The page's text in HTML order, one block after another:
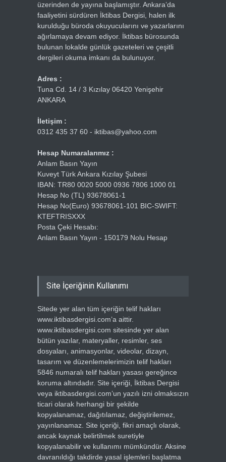
üzerinden de yayına başlamıştır. Ankara’da
faaliyetini sürdüren İktibas Dergisi, halen ilk
kurulduğu büroda okuyucularını ve yazarlarını
ağırlamaya devam ediyor. İktibas bürosunda
bulunan lokalde günlük gazeteleri ve çeşitli
dergileri okuma imkanı da bulunuyor.
Adres :
Tuna Cd. 14 / 3 Kızılay 06420 Yenişehir
ANKARA
İletişim :
0312 435 37 60 - iktibas@yahoo.com
Hesap Numaralarımız :
Anlam Basın Yayın
Kuveyt Türk Ankara Kızılay Şubesi
IBAN: TR80 0020 5000 0936 7806 1000 01
Hesap No (TL) 93678061-1
Hesap No(Euro) 93678061-101 BIC-SWIFT:
KTEFTRISXXX
Posta Çeki Hesabı:
Anlam Basın Yayın - 150179 Nolu Hesap
Site İçeriğinin Kullanımı
Sitede yer alan tüm içeriğin telif hakları
www.iktibasdergisi.com’a aittir.
www.iktibasdergisi.com sitesinde yer alan
bütün yazılar, materyaller, resimler, ses
dosyaları, animasyonlar, videolar, dizayn,
tasarım ve düzenlemelerimizin telif hakları
5846 numaralı telif hakları yasası gereğince
koruma altındadır. Site içeriği, İktibas Dergisi
veya iktibasdergisi.com’un yazılı izni olmaksızın
ticari olarak herhangi bir şekilde
kopyalanamaz, dağıtılamaz, değiştirilemez,
yayınlanamaz. Site içeriği, fikri amaçlı olarak,
ancak kaynak belirtilmek suretiyle
kopyalanabilir ve kullanımı mümkündür. Aksine
davranıldığı takdirde yasal işlemleri başlatma